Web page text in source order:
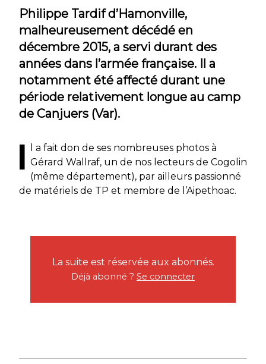
Philippe Tardif d’Hamonville,
malheureusement décédé en
décembre 2015, a servi durant des
années dans l’armée française. Il a
notamment été affecté durant une
période relativement longue au camp
de Canjuers (Var).
I
l a fait don de ses nombreuses photos à
Gérard Wallraf, un de nos lecteurs de Cogolin
(même département), par ailleurs passionné
de matériels de TP et membre de l’Aipethoac.
La suite est réservée aux abonnés.
Déjà abonné ? Se connecter